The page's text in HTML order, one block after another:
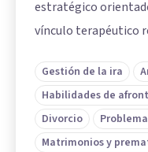
estratégico
vínculo terapéutico
Gestión de la ira
Habilidades de
Divorcio
Matrimonios y